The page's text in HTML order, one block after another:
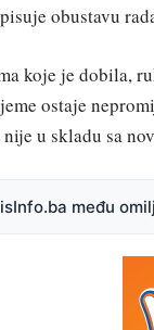
obustavu
koje je dobila,
ostaje
u skladu sa
među